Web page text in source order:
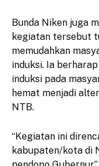
Bunda Niken juga
kegiatan tersebut
memudahkan
induksi. Ia
induksi pada
hemat menjadi
NTB.
“Kegiatan ini
kabupaten/kota di